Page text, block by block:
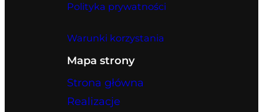
Polityka prywatności
Warunki korzystania
Mapa strony
Strona główna
Realizacje